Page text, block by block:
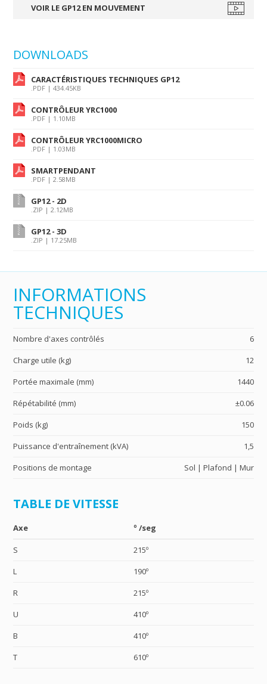
VOIR LE GP12 EN MOUVEMENT
DOWNLOADS
CARACTÉRISTIQUES TECHNIQUES GP12
.PDF | 434.45KB
CONTRÔLEUR YRC1000
.PDF | 1.10MB
CONTRÔLEUR YRC1000MICRO
.PDF | 1.03MB
SMARTPENDANT
.PDF | 2.58MB
GP12 - 2D
.ZIP | 2.12MB
GP12 - 3D
.ZIP | 17.25MB
INFORMATIONS
TECHNIQUES
Nombre d'axes contrôlés
6
Charge utile (kg)
12
Portée maximale (mm)
1440
Répétabilité (mm)
±0.06
Poids (kg)
150
Puissance d'entraînement (kVA)
1,5
Positions de montage
Sol | Plafond | Mur
TABLE DE VITESSE
Axe
S
L
R
U
B
T
º /seg
215º
190º
215º
410º
410º
610º